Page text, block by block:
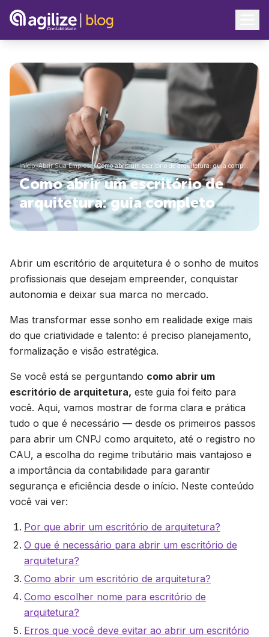
Início>Abrir Sua Empresa>Como abrir um escritório de arquitetura: guia comp…
Como abrir um escritório de
arquitetura: guia completo
Abrir um escritório de arquitetura é o sonho de muitos
profissionais que desejam empreender, conquistar
autonomia e deixar sua marca no mercado.
Mas transformar esse sonho em realidade exige mais
do que criatividade e talento: é preciso planejamento,
formalização e visão estratégica.
Se você está se perguntando como abrir um
escritório de arquitetura, este guia foi feito para
você. Aqui, vamos mostrar de forma clara e prática
tudo o que é necessário — desde os primeiros passos
para abrir um CNPJ como arquiteto, até o registro no
CAU, a escolha do regime tributário mais vantajoso e
a importância da contabilidade para garantir
segurança e eficiência desde o início. Neste conteúdo
você vai ver:
Por que abrir um escritório de arquitetura?
O que é necessário para abrir um escritório de
arquitetura?
Como abrir um escritório de arquitetura?
Como escolher nome para escritório de
arquitetura?
Erros que você deve evitar ao abrir um escritório